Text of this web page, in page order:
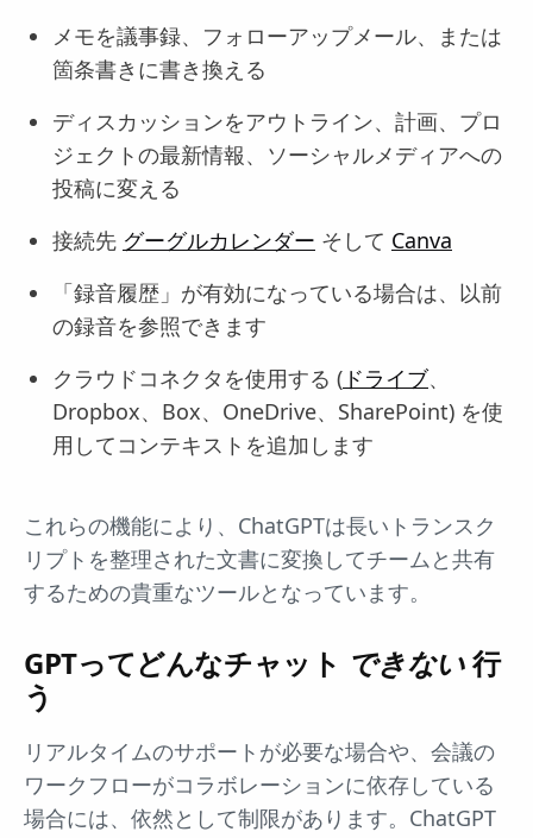
メモを議事録、フォローアップメール、または
箇条書きに書き換える
ディスカッションをアウトライン、計画、プロ
ジェクトの最新情報、ソーシャルメディアへの
投稿に変える
接続先 グーグルカレンダー そして Canva
「録音履歴」が有効になっている場合は、以前
の録音を参照できます
クラウドコネクタを使用する ( ドライブ、
Dropbox、Box、OneDrive、SharePoint) を使
用してコンテキストを追加します
これらの機能により、ChatGPTは長いトランスク
リプトを整理された文書に変換してチームと共有
するための貴重なツールとなっています。
GPTってどんなチャット できない行
う
リアルタイムのサポートが必要な場合や、会議の
ワークフローがコラボレーションに依存している
場合には、依然として制限があります。ChatGPT